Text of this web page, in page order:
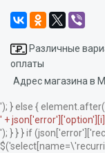
Различные
оплаты
Адрес магазина в
'); } else {
' +
'); } } } if